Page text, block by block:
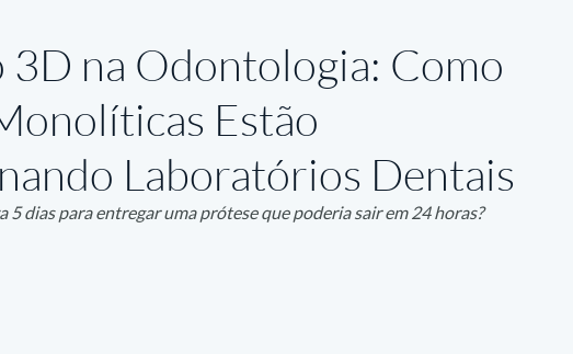
3D na Odontologia: Como
Estão
Laboratórios Dentais
5 dias para entregar uma prótese que poderia sair em 24 horas?